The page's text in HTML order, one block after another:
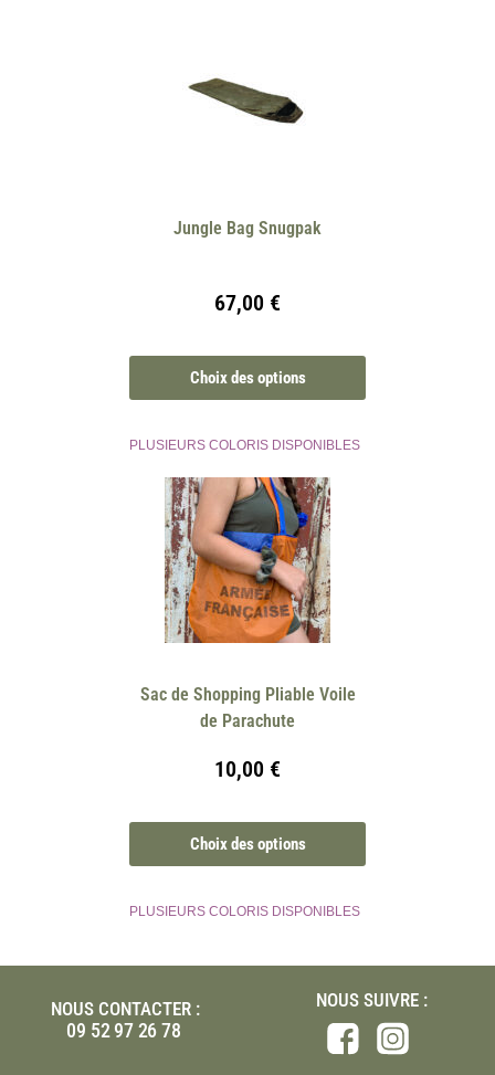
Jungle Bag Snugpak
67,00 €
Choix des options
PLUSIEURS COLORIS DISPONIBLES
Sac de Shopping Pliable Voile
de Parachute
10,00 €
Choix des options
PLUSIEURS COLORIS DISPONIBLES
NOUS CONTACTER :
09 52 97 26 78
NOUS SUIVRE :